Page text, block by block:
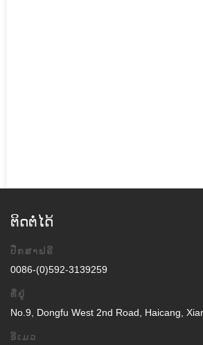
ຕິດຕໍ່ໄດ້
ປຶກສາຟຣີ
0086-(0)592-3139259
ທີ່ຢູ່
No.9, Dongfu West 2nd Road, Haicang,
ອີເມວ